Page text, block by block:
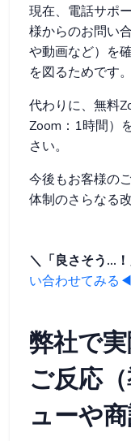
現在、電話サポ
様からのお問い
や動画など）を
を図るためです。
代わりに、無料
Zoom：1時間）
さい。
今後もお客様の
体制のさらなる
＼「良さそう…
い合わせてみる◀
弊社で
ご反応
ューや商